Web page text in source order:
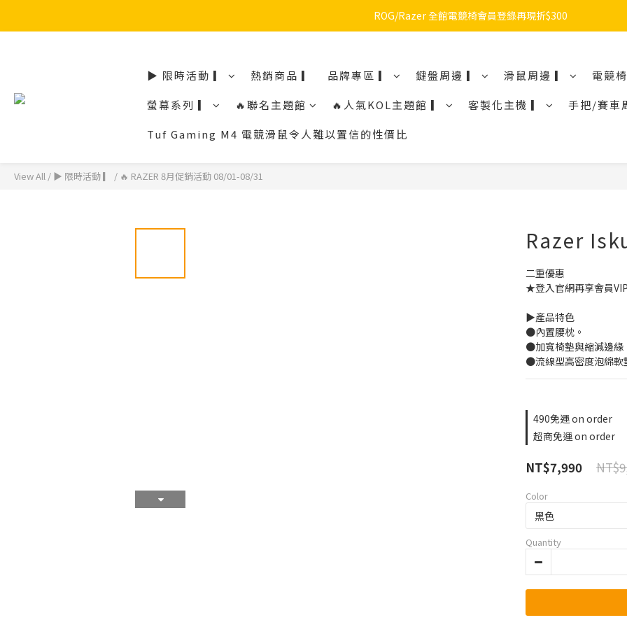
🔥品牌限定滿額折🔥ROG周邊滿1500折100 / 2500折200 / 3000折300
ROG/Razer 全館電競椅會員登錄再現折$300
▶ 限時活動 ▎ 熱銷商品 ▎ 品牌專區 ▎ 鍵盤周邊 ▎ 滑鼠周邊 ▎ 電競
螢幕系列 ▎
🔥聯名主題館 🔥人氣KOL主題館 ▎ 客製化主機 ▎
手把/賽車
Tuf Gaming M4 電競滑鼠令人難以置信的性價比
View All / ▶ 限時活動 ▎ / 🔥 RAZER 8月促銷活動 08/01-08/31
Razer
二重優惠
★登入官網再享會員
▶️產品特色
●內置腰枕。
●加寬椅墊與縮減邊緣
●流線型高密度泡綿軟
490免運 on order
超商免運 on order
NT$7,990
Color
Quantity